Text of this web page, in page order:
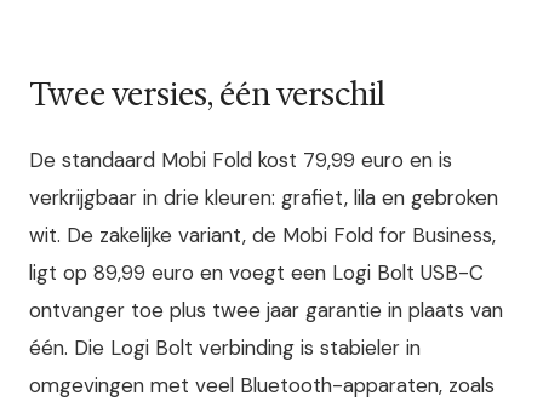
Twee versies, één verschil
De standaard Mobi Fold kost 79,99 euro en is
verkrijgbaar in drie kleuren: grafiet, lila en gebroken
wit. De zakelijke variant, de Mobi Fold for Business,
ligt op 89,99 euro en voegt een Logi Bolt USB-C
ontvanger toe plus twee jaar garantie in plaats van
één. Die Logi Bolt verbinding is stabieler in
omgevingen met veel Bluetooth-apparaten, zoals